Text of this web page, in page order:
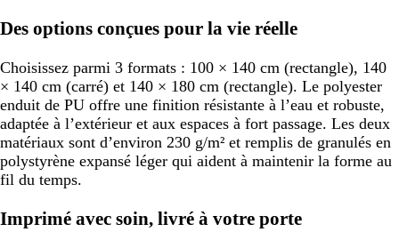
Des options conçues pour la vie réelle
Choisissez parmi 3 formats : 100 × 140 cm (rectangle), 140
× 140 cm (carré) et 140 × 180 cm (rectangle). Le polyester
enduit de PU offre une finition résistante à l’eau et robuste,
adaptée à l’extérieur et aux espaces à fort passage. Les deux
matériaux sont d’environ 230 g/m² et remplis de granulés en
polystyrène expansé léger qui aident à maintenir la forme au
fil du temps.
Imprimé avec soin, livré à votre porte